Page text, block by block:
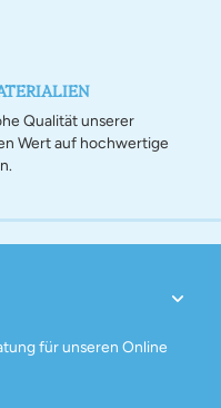
Qualität unserer
Wert auf hochwertige
für unseren Online